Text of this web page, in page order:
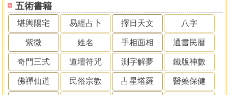
五術書籍
堪輿陽宅 易經占卜 擇日天文 八字
紫微 姓名 手相面相 通書民曆
奇門三式 道壇符咒 測字解夢 鐵版神數
佛禪仙道 民俗宗教 占星塔羅 醫藥保健